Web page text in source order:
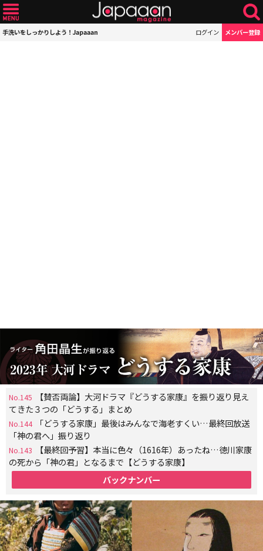
手洗いをしっかりしよう！Japaaan ログイン メンバー登録
No.145
【賛否両論】大河ドラマ『どうする家康』を振り返り見え
てきた３つの「どうする」まとめ
No.144
「どうする家康」最後はみんなで海老すくい…最終回放送
「神の君へ」振り返り
No.143
【最終回予習】本当に色々（1616年）あったね…徳川家康
の死から「神の君」となるまで【どうする家康】
バックナンバー